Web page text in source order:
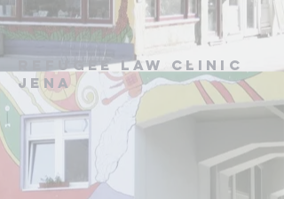
Refugee Law Clinic
Jena